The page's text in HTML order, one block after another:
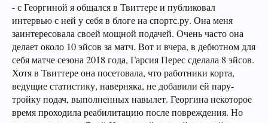
- с Георгиной я общался в Твиттере и публиковал
интервью с ней у себя в блоге на спортс.ру. Она меня
заинтересовала своей мощной подачей. Очень часто она
делает около 10 эйсов за матч. Вот и вчера, в дебютном для
себя матче сезона 2018 года, Гарсия Перес сделала 8 эйсов.
Хотя в Твиттере она посетовала, что работники корта,
ведущие статистику, наверняка, не добавили ей пару-
тройку подач, выполненных навылет. Георгина некоторое
время проходила реабилитацию после повреждения. Но